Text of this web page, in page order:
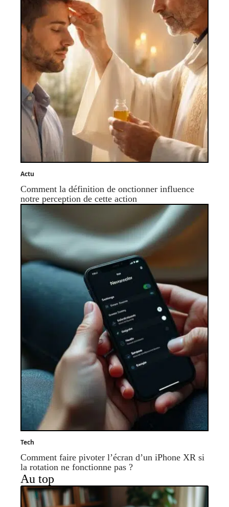
Actu
Comment la définition de onctionner influence
notre perception de cette action
Tech
Comment faire pivoter l’écran d’un iPhone XR si
la rotation ne fonctionne pas ?
Au top